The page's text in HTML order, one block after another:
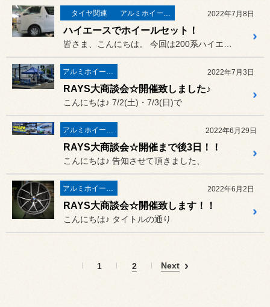
タイヤ関連 アルミホイール・インチアップ 2022年7月8日
ハイエースでホイールセット！
アルミホイール・インチアップ 2022年7月3日
RAYS大商談会☆開催致しました♪
こんにちは♪ 7/2(土)・7/3(日)で
アルミホイール・インチアップ 2022年6月29日
RAYS大商談会☆開催まで後3日！！
こんにちは♪ 告知させて頂きました、
アルミホイール・インチアップ 2022年6月2日
RAYS大商談会☆開催致します！！
こんにちは♪ タイトルの通り
1 2 Next